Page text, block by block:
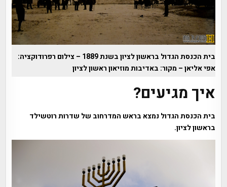
בית הכנסת הגדול בראשון לציון בשנת 1889 – צילום רפרודוקציה:
אפי אליאן – מקור: באדיבות מוזיאון ראשון לציון
איך מגיעים?
בית הכנסת הגדול נמצא בראש המדרחוב של שדרות רוטשילד
בראשון לציון.